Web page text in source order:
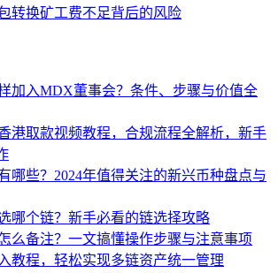
转换矿工费不足背后的风险
加入MDX董事会？条件、步骤与价值全
港取款视频教程，合规流程全解析，新手
哪些？2024年值得关注的新兴币种盘点与
哪个链？新手必看的链选择攻略
么备注？一文搞懂操作步骤与注意事项
教程，轻松实现多链资产统一管理